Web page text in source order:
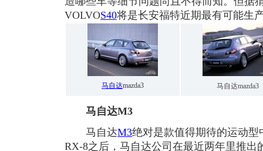
VOLVOS40将是长安福特近期最有可能生
马自达mazda3 马自达mazda3
马自达M3
马自达M3绝对是款值得期待的运动
RX-8之后，马自达公司在最近两年里推出